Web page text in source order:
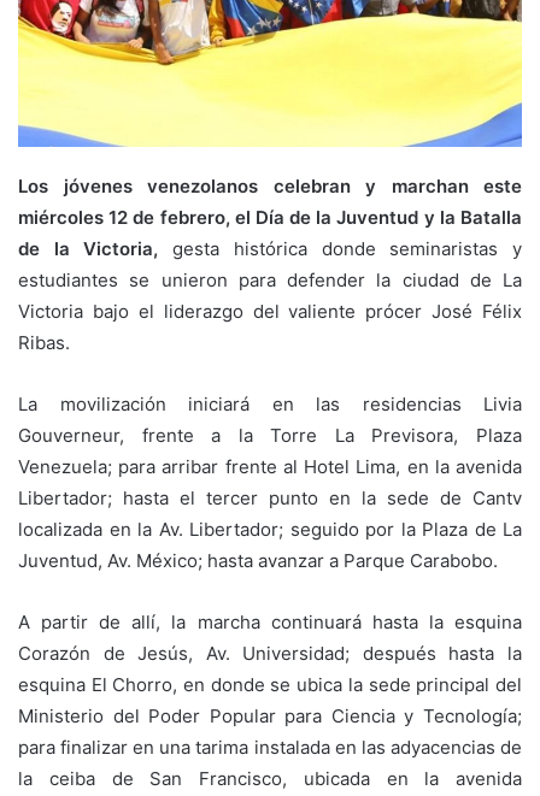
Los jóvenes venezolanos celebran y marchan este
miércoles 12 de febrero, el Día de la Juventud y la Batalla
de la Victoria, gesta histórica donde seminaristas y
estudiantes se unieron para defender la ciudad de La
Victoria bajo el liderazgo del valiente prócer José Félix
Ribas.
La movilización iniciará en las residencias Livia
Gouverneur, frente a la Torre La Previsora, Plaza
Venezuela; para arribar frente al Hotel Lima, en la avenida
Libertador; hasta el tercer punto en la sede de Cantv
localizada en la Av. Libertador; seguido por la Plaza de La
Juventud, Av. México; hasta avanzar a Parque Carabobo.
A partir de allí, la marcha continuará hasta la esquina
Corazón de Jesús, Av. Universidad; después hasta la
esquina El Chorro, en donde se ubica la sede principal del
Ministerio del Poder Popular para Ciencia y Tecnología;
para finalizar en una tarima instalada en las adyacencias de
la ceiba de San Francisco, ubicada en la avenida